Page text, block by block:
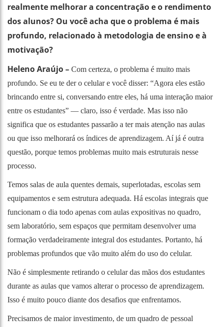
realmente melhorar a concentração e o rendimento
dos alunos? Ou você acha que o problema é mais
profundo, relacionado à metodologia de ensino e à
motivação?
Heleno Araújo – Com certeza, o problema é muito mais
profundo. Se eu te der o celular e você disser: “Agora eles estão
brincando entre si, conversando entre eles, há uma interação maior
entre os estudantes” — claro, isso é verdade. Mas isso não
significa que os estudantes passarão a ter mais atenção nas aulas
ou que isso melhorará os índices de aprendizagem. Aí já é outra
questão, porque temos problemas muito mais estruturais nesse
processo.
Temos salas de aula quentes demais, superlotadas, escolas sem
equipamentos e sem estrutura adequada. Há escolas integrais que
funcionam o dia todo apenas com aulas expositivas no quadro,
sem laboratório, sem espaços que permitam desenvolver uma
formação verdadeiramente integral dos estudantes. Portanto, há
problemas profundos que vão muito além do uso do celular.
Não é simplesmente retirando o celular das mãos dos estudantes
durante as aulas que vamos alterar o processo de aprendizagem.
Isso é muito pouco diante dos desafios que enfrentamos.
Precisamos de maior investimento, de um quadro de pessoal